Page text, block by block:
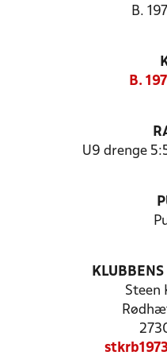
B.
B.
U9 drenge
KLUBBENS
Steen